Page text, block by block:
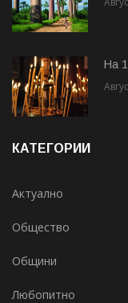
На
КАТЕГОРИИ
Актуално
Общество
Общини
Любопитно